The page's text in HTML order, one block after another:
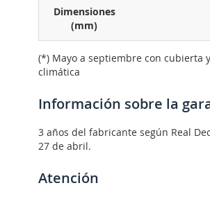
Dimensiones
(mm)
(*) Mayo a septiembre con cubierta
climática
Información sobre la
3 años del fabricante según Real
27 de abril.
Atención